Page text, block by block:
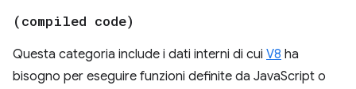
(compiled code)
Questa categoria include i dati interni di cui V8 ha
bisogno per eseguire funzioni definite da JavaScript o